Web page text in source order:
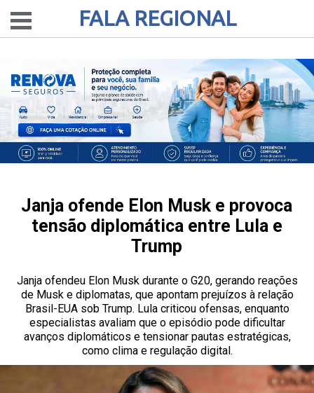
FALA REGIONAL
Janja ofende Elon Musk e provoca
tensão diplomática entre Lula e
Trump
Janja ofendeu Elon Musk durante o G20, gerando reações
de Musk e diplomatas, que apontam prejuízos à relação
Brasil-EUA sob Trump. Lula criticou ofensas, enquanto
especialistas avaliam que o episódio pode dificultar
avanços diplomáticos e tensionar pautas estratégicas,
como clima e regulação digital.